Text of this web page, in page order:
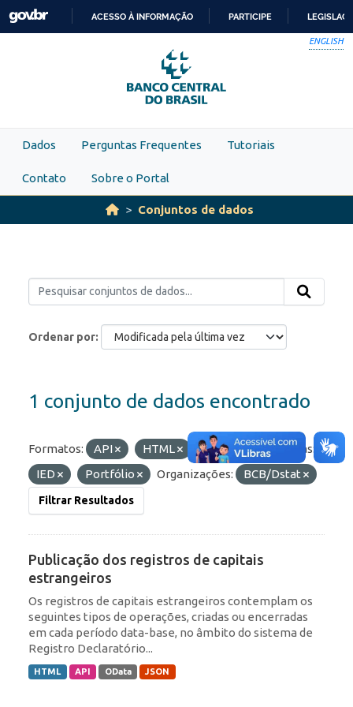
Skip to main content
PARA
O
CONTEÚDO
ACESSO À INFORMAÇÃO PARTICIPE
ENGLISH
Dados Perguntas Frequentes Tutoriais
Contato Sobre o Portal
Conjuntos de dados
Ordenar por
1 conjunto de dados encontrado
Formatos: API HTML OData
Etiquetas:
IED
Portfólio Organizações: BCB/Dstat
Filtrar Resultados
Publicação dos registros de capitais
estrangeiros
Os registros de capitais estrangeiros contemplam os
seguintes tipos de operações, criadas ou encerradas
em cada período data-base, no âmbito do sistema de
Registro Declaratório...
HTML API OData JSON